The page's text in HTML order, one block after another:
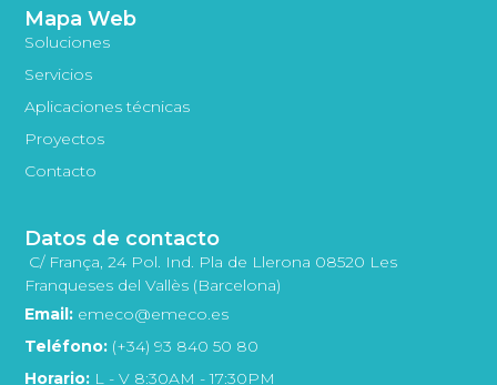
Mapa Web
Soluciones
Servicios
Aplicaciones técnicas
Proyectos
Contacto
Datos de contacto
C/ França, 24 Pol. Ind. Pla de Llerona 08520 Les
Franqueses del Vallès (Barcelona)
Email: emeco@emeco.es
Teléfono: (+34) 93 840 50 80
Horario: L - V 8:30AM - 17:30PM